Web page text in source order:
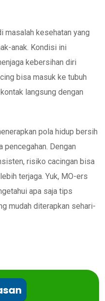
masalah kesehatan yang
anak. Kondisi ini
kebersihan diri
bisa masuk ke tubuh
langsung dengan
pola hidup bersih
pencegahan. Dengan
risiko cacingan bisa
terjaga. Yuk, MO-ers
apa saja tips
mudah diterapkan sehari-